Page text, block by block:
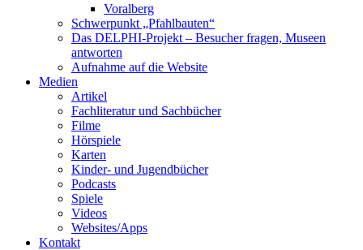
Voralberg
Schwerpunkt „Pfahlbauten“
Das DELPHI-Projekt – Besucher fragen, Museen
antworten
Aufnahme auf die Website
Medien
Artikel
Fachliteratur und Sachbücher
Filme
Hörspiele
Karten
Kinder- und Jugendbücher
Podcasts
Spiele
Videos
Websites/Apps
Kontakt